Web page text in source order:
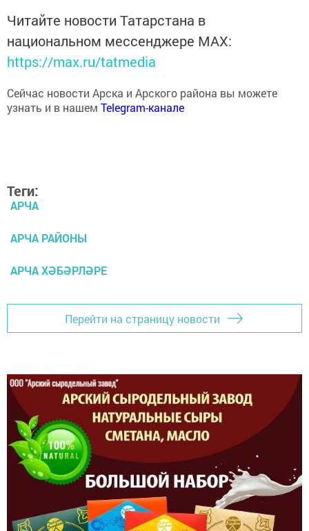
Читайте новости Татарстана в
национальном мессенджере MАХ:
https://max.ru/tatmedia
Сейчас новости Арска и Арского района вы можете
узнать и в нашемTelegram-канале
Теги:
АРЧА
АРЧА РАЙОНЫ
АРЧА ХӘБӘРЛӘРЕ
Перейти на страницу новости